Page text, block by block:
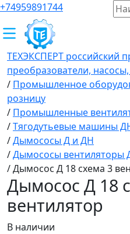
+74959891744
ТЕХЭКСПЕРТ российский
преобразователи,
/ Промышленное
розницу
/ Промышленные
/Тягодутьевые машины
/Дымососы Д и ДН
/Дымососы вентиляторы
/Дымосос Д 18 схема 3
Дымосос Д 18
вентилятор
В наличии